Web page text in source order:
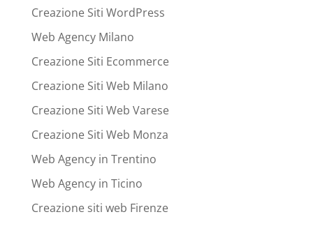
Creazione Siti WordPress
Web Agency Milano
Creazione Siti Ecommerce
Creazione Siti Web Milano
Creazione Siti Web Varese
Creazione Siti Web Monza
Web Agency in Trentino
Web Agency in Ticino
Creazione siti web Firenze